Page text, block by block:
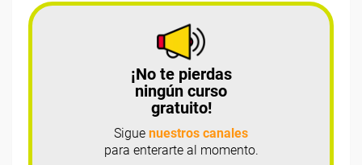
¡No te pierdas
ningún curso
gratuito!
Sigue nuestros canales
para enterarte al momento.